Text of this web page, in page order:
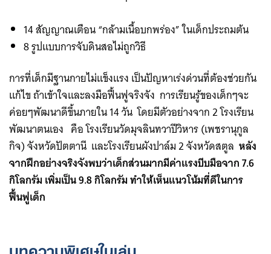
14 สัญญาณเตือน “กล้ามเนื้อบกพร่อง” ในเด็กประถมต้น
8 รูปแบบการจับดินสอไม่ถูกวิธี
การที่เด็กมีฐานกายไม่แข็งแรง เป็นปัญหาเร่งด่วนที่ต้องช่วยกัน
แก้ไข ถ้าเข้าใจและลงมือฟื้นฟูจริงจัง การเรียนรู้ของเด็กๆจะ
ค่อยๆพัฒนาดีขึ้นภายใน 14 วัน โดยมีตัวอย่างจาก 2 โรงเรียน
พัฒนาตนเอง คือ โรงเรียนวัดมุจลินทวาปีวิหาร (เพชรานุกูล
กิจ) จังหวัดปัตตานี และโรงเรียนผังปาล์ม 2 จังหวัดสตูล หลัง
จากฝึกอย่างจริงจังพบว่าเด็กส่วนมากมีค่าแรงบีบมือจาก 7.6
กิโลกรัม เพิ่มเป็น 9.8 กิโลกรัม ทำให้เห็นแนวโน้มที่ดีในการ
ฟื้นฟูเด็ก